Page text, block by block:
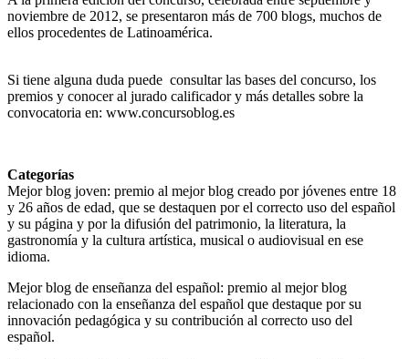
noviembre de 2012, se presentaron más de 700 blogs, muchos de
ellos procedentes de Latinoamérica.
Si tiene alguna duda puede consultar las bases del concurso, los
premios y conocer al jurado calificador y más detalles sobre la
convocatoria en: www.concursoblog.es
Categorías
Mejor blog joven: premio al mejor blog creado por jóvenes entre 18
y 26 años de edad, que se destaquen por el correcto uso del español
y su página y por la difusión del patrimonio, la literatura, la
gastronomía y la cultura artística, musical o audiovisual en ese
idioma.
Mejor blog de enseñanza del español: premio al mejor blog
relacionado con la enseñanza del español que destaque por su
innovación pedagógica y su contribución al correcto uso del
español.